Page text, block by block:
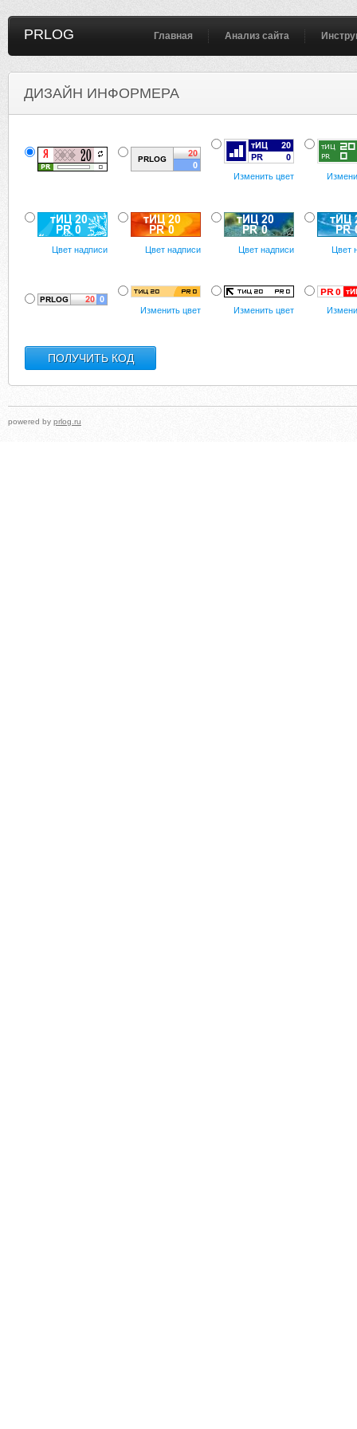
PRLOG Главная Анализ сайта
ДИЗАЙН ИНФОРМЕРА
Изменить цвет
Цвет надписи Цвет надписи Цвет надписи Цвет
Изменить цвет Изменить цвет
powered by prlog.ru